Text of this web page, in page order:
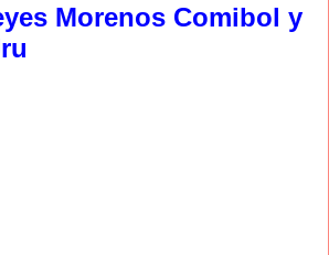
Morenos Comibol y